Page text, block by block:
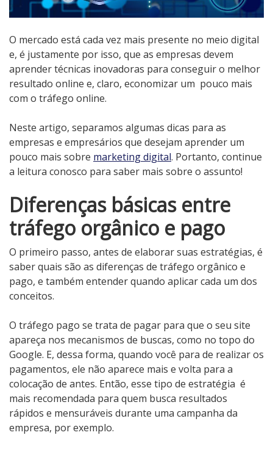
O mercado está cada vez mais presente no meio digital
e, é justamente por isso, que as empresas devem
aprender técnicas inovadoras para conseguir o melhor
resultado online e, claro, economizar um pouco mais
com o tráfego online.
Neste artigo, separamos algumas dicas para as
empresas e empresários que desejam aprender um
pouco mais sobre marketing digital. Portanto, continue
a leitura conosco para saber mais sobre o assunto!
Diferenças básicas entre
tráfego orgânico e pago
O primeiro passo, antes de elaborar suas estratégias, é
saber quais são as diferenças de tráfego orgânico e
pago, e também entender quando aplicar cada um dos
conceitos.
O tráfego pago se trata de pagar para que o seu site
apareça nos mecanismos de buscas, como no topo do
Google. E, dessa forma, quando você para de realizar os
pagamentos, ele não aparece mais e volta para a
colocação de antes. Então, esse tipo de estratégia é
mais recomendada para quem busca resultados
rápidos e mensuráveis durante uma campanha da
empresa, por exemplo.